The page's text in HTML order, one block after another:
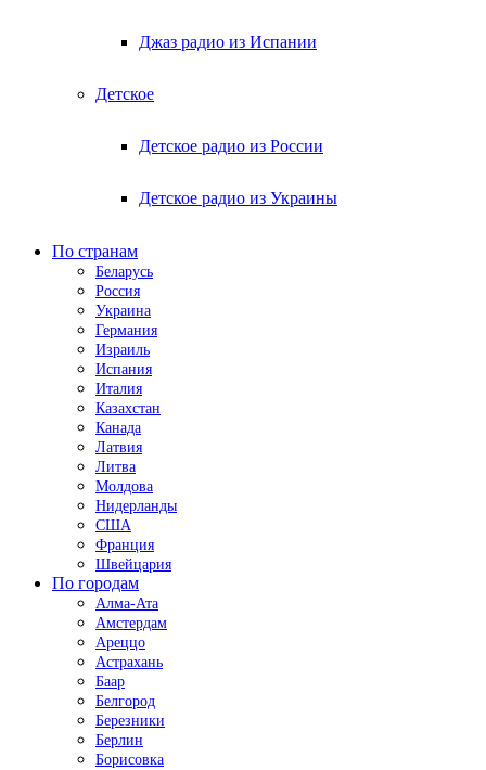
Джаз радио из Испании
Детское
Детское радио из России
Детское радио из Украины
По странам
Беларусь
Россия
Украина
Германия
Израиль
Испания
Италия
Казахстан
Канада
Латвия
Литва
Молдова
Нидерланды
США
Франция
Швейцария
По городам
Алма-Ата
Амстердам
Ареццо
Астрахань
Баар
Белгород
Березники
Берлин
Борисовка